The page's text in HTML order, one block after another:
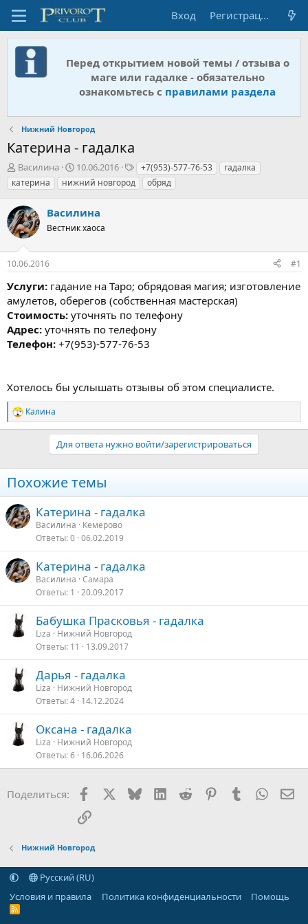
Вход Регистрация
Перед открытием новой темы / отзыва о
маге или гадалке - обязательно
ознакомьтесь с правилами раздела
Нижний Новгород
Катерина - гадалка
А
в
т
о
р
т
е
м
ы
Василина
Д
а
т
н
а
а
10.06.2016
Т
е
г
+7(953)-577-76-53
гадалка
катерина
нижний новгород обряд
Василина
Вестник хаоса
10.06.2016 #1
Услуги: гадание на Таро; обрядовая магия; изготовление
амулетов, оберегов (собственная мастерская)
Стоимость: уточнять по телефону
Адрес: уточнять по телефону
Телефон: +7(953)-577-76-53
Хотелось бы услышать отзывы об этом специалисте.
Р
е
и
и
Калина
Для ответа нужно войти/зарегистрироваться
Похожие темы
Катерина - гадалка
Василина
Кемерово
Ответы 0 06.02.2019
Катерина - гадалка
Василина Самара
Ответы 1 20.09.2017
Бабушка Прасковья - гадалка
Liza
Нижний Новгород
Ответы 11 13.09.2017
Дарья - гадалка
Liza
Нижний Новгород
Ответы 4 14.12.2024
Оксана - гадалка
Liza
Нижний Новгород
Ответы 6 16.06.2026
Поделиться: Facebook BlueskyLinkedIn
Reddit PinterestTumblr
Ссылка
Нижний Новгород
Русский (RU)
Условия и правила
Политика конфиденциальности Помощь
R